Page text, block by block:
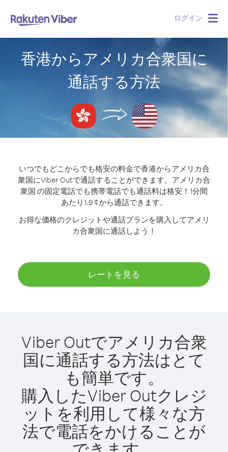
ログイン
香港からアメリカ合衆国に
通話する方法
いつでもどこからでも格安の料金で香港からアメリカ合
衆国にViber Outで通話することができます。 アメリカ合
衆国 の固定電話でも携帯電話でも通話料は格安！1分間
あたり1.9 ¢から通話できます。
お得な価格のクレジットや通話プランを購入してアメリ
カ合衆国に通話しよう！
レートを見る
Viber Outでアメリカ合衆
国に通話する方法はとて
も簡単です。
購入したViber Outクレジ
ットを利用して様々な方
法で電話をかけることが